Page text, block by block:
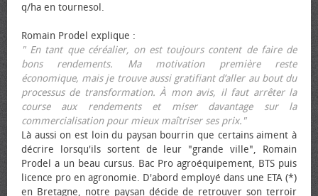
q/ha en tournesol.
Romain Prodel explique :
" En tant que céréalier, on est toujours content de faire de
bons rendements. Ma motivation première reste
économique, mais je trouve aussi gratifiant d’aller au bout du
processus de transformation. À mon avis, il faut arrêter la
course aux rendements et miser davantage sur la
commercialisation pour mieux maîtriser ses prix."
Là aussi on est loin du paysan bourrin que certains aiment à
décrire lorsqu'ils sortent de leur "grande ville", Romain
Prodel a un beau cursus. Bac Pro agroéquipement, BTS puis
licence pro en agronomie. D'abord employé dans une ETA (*)
en Bretagne, notre paysan décide de retrouver son terroir